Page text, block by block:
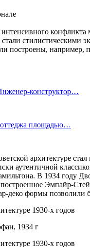
интенсивного
стилистическими
например,
конструктор…
площадью…
архитектуре
аутентичной
В 1934 году
Эмпайр-
деко формы позволили
1934 г